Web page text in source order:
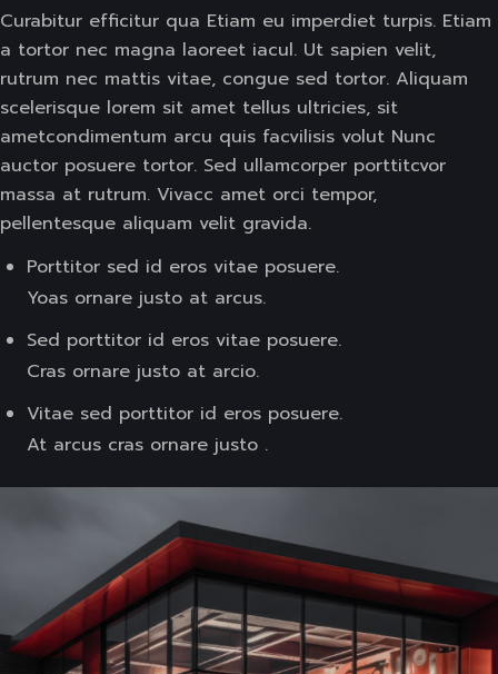
Curabitur efficitur qua Etiam eu imperdiet turpis. Etiam
a tortor nec magna laoreet iacul. Ut sapien velit,
rutrum nec mattis vitae, congue sed tortor. Aliquam
scelerisque lorem sit amet tellus ultricies, sit
ametcondimentum arcu quis facvilisis volut Nunc
auctor posuere tortor. Sed ullamcorper porttitcvor
massa at rutrum. Vivacc amet orci tempor,
pellentesque aliquam velit gravida.
Porttitor sed id eros vitae posuere.
Yoas ornare justo at arcus.
Sed porttitor id eros vitae posuere.
Cras ornare justo at arcio.
Vitae sed porttitor id eros posuere.
At arcus cras ornare justo .